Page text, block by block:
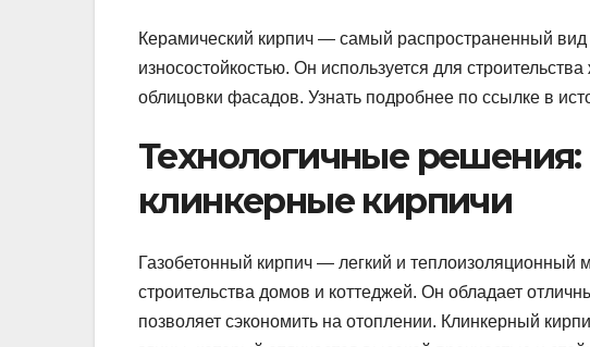
Керамический кирпич — самый распространенный
износостойкостью. Он используется для
облицовки фасадов. Узнать подробнее по ссылке в
Технологичные решения:
клинкерные кирпичи
Газобетонный кирпич — легкий и теплоизоляционный
строительства домов и коттеджей. Он обладает
позволяет сэкономить на отоплении. Клинкерный